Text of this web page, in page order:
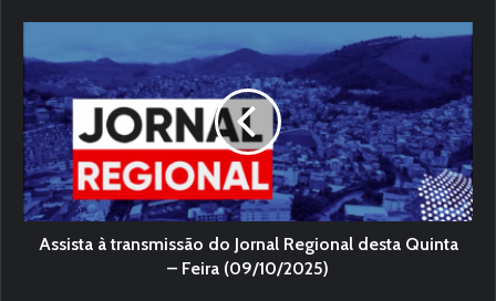
Assista à transmissão do Jornal Regional desta Quinta
– Feira (09/10/2025)